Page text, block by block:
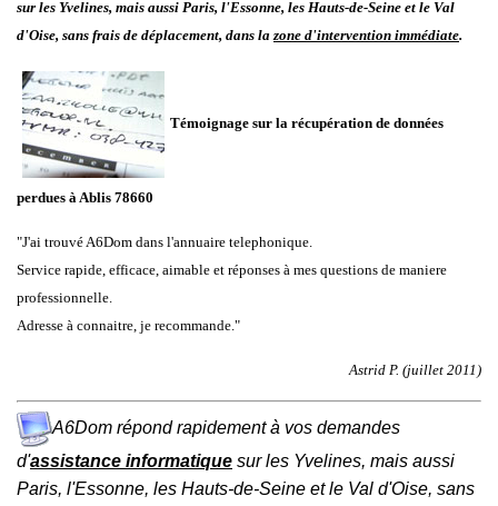
sur les Yvelines, mais aussi Paris, l'Essonne, les Hauts-de-Seine et le Val
d'Oise, sans frais de déplacement, dans lazone d'intervention immédiate.
Témoignage sur la récupération de données
perdues à Ablis 78660
"J'ai trouvé A6Dom dans l'annuaire telephonique.
Service rapide, efficace, aimable et réponses à mes questions de maniere
professionnelle.
Adresse à connaitre, je recommande."
Astrid P. (juillet 2011)
A6Dom répond rapidement à vos demandes
d'assistance informatique sur les Yvelines, mais aussi
Paris, l'Essonne, les Hauts-de-Seine et le Val d'Oise, sans